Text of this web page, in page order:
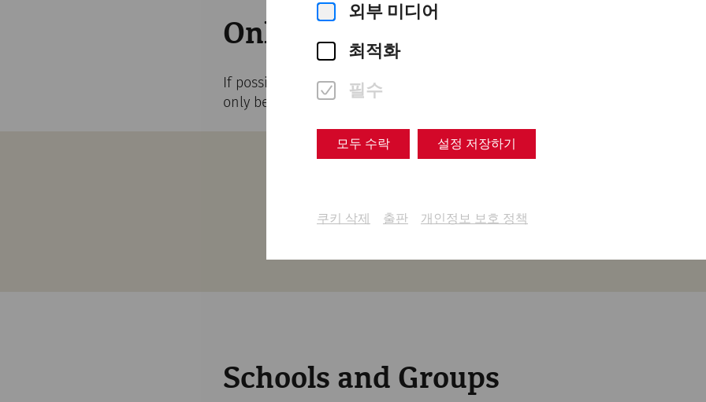
외부 미디어
최적화
필수
모두 수락 설정 저장하기
쿠키 삭제 출판 개인정보 보호 정책
Online Tickets
If possible, we recommend that you buy your ticket online. Unfortunately,
only be distributed via the German website. We hope to find a solution for
Schools and Groups